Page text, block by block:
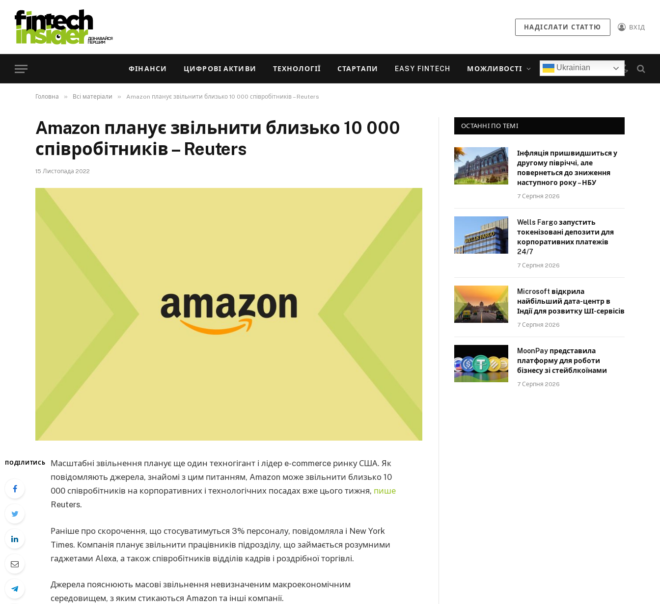
НАДІСЛАТИ СТАТТЮ ВХІД
ФІНАНСИ ЦИФРОВІ АКТИВИ ТЕХНОЛОГІЇ СТАРТАПИ EASY FINTECH МОЖЛИВОСТІ Ukrainian
Головна » Всі матеріали » Amazon планує звільнити близько 10 000 співробітників – Reuters
Amazon планує звільнити близько 10 000
співробітників – Reuters
15 Листопада 2022
ПОДІЛИТИСЬ
Масштабні звільнення планує ще один техногігант і лідер e-commerce ринку США. Як
повідомляють джерела, знайомі з цим питанням, Amazon може звільнити близько 10
000 співробітників на корпоративних і технологічних посадах вже цього тижня, пише
Reuters.
Раніше про скорочення, що стосуватимуться 3% персоналу, повідомляла і New York
Times. Компанія планує звільнити працівників підрозділу, що займається розумними
гаджетами Alexa, а також співробітників відділів кадрів і роздрібної торгівлі.
Джерела пояснюють масові звільнення невизначеним макроекономічним
середовищем, з яким стикаються Amazon та інші компанії.
ОСТАННІ ПО ТЕМІ
Інфляція пришвидшиться у
другому півріччі, але
повернеться до зниження
наступного року – НБУ
7 Серпня 2026
Wells Fargo запустить
токенізовані депозити для
корпоративних платежів
24/7
7 Серпня 2026
Microsoft відкрила
найбільший дата-центр в
Індії для розвитку ШІ-сервісів
7 Серпня 2026
MoonPay представила
платформу для роботи
бізнесу зі стейблкоїнами
7 Серпня 2026